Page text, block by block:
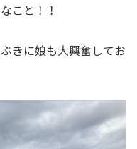
こと！！
きに娘も大興奮してお